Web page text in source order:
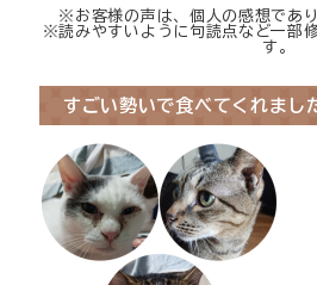
ご相談室
0120-40-1387
※お客様の声は、個人の感想であ
※読みやすいように句読点など一部
す。
すごい勢いで食べてくれまし